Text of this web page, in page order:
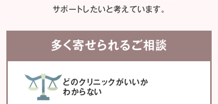
サポートしたいと考えています。
多く寄せられるご相談
どのクリニックがいいか
わからない